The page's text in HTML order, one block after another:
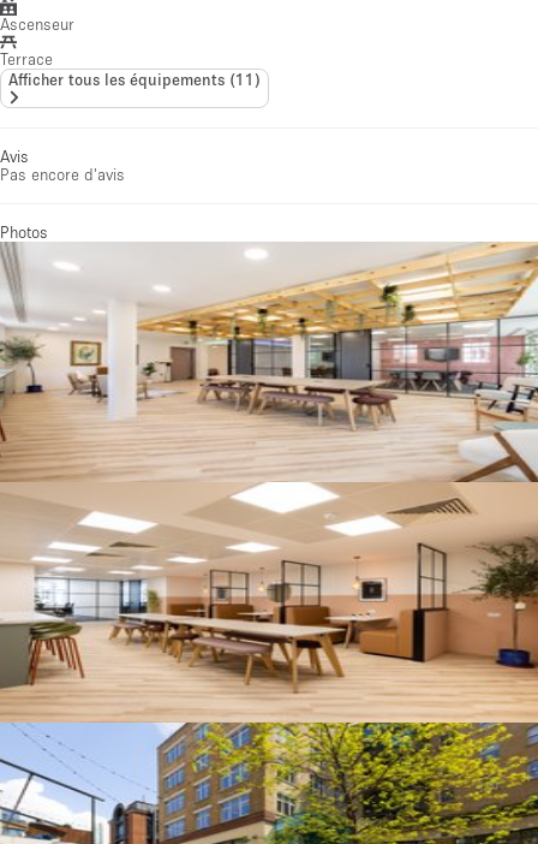
Ascenseur
Terrace
Afficher tous les équipements (11)
Avis
Pas encore d'avis
Photos